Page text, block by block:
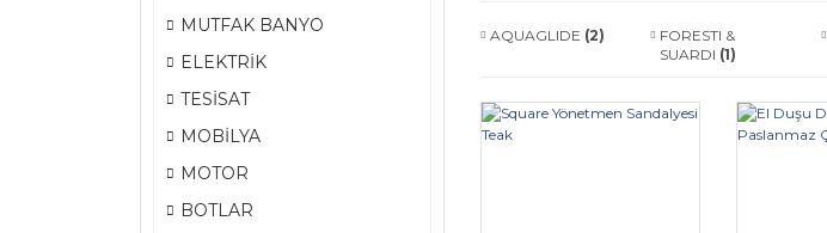
MUTFAK BANYO
ELEKTRİK
TESİSAT
MOBİLYA
MOTOR
BOTLAR
AQUAGLIDE (2)
FORESTI &
SUARDI (1)